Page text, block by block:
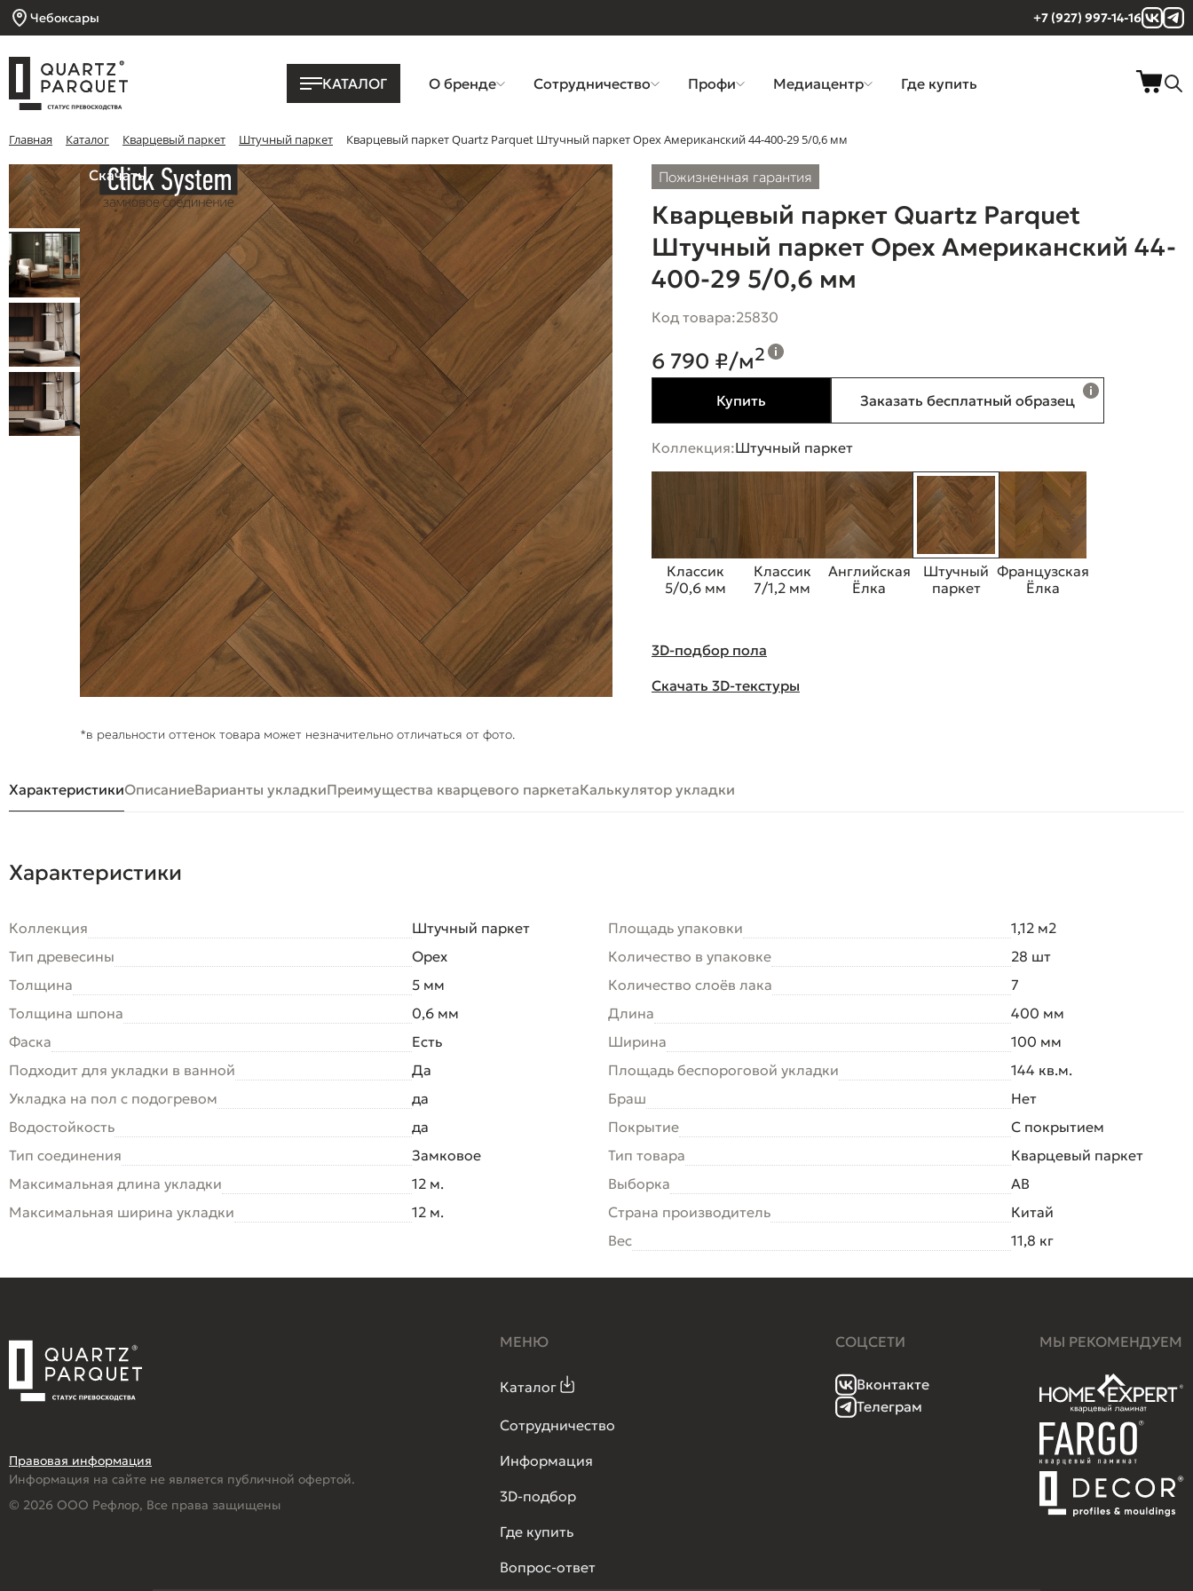
Чебоксары +7 (927) 997-14-16
КАТАЛОГ О бренде Сотрудничество Профи Медиацентр Где купить
Главная Каталог Кварцевый паркет Штучный паркет Кварцевый паркет Quartz Parquet Штучный паркет Орех Американский 44-400-29 5/0,6 мм
Скачать
*в реальности оттенок товара может незначительно отличаться от фото.
Пожизненная гарантия
Кварцевый паркет Quartz Parquet
Штучный паркет Орех Американский 44-
400-29 5/0,6 мм
Код товара:25830
6 790 ₽/м2
Купить Заказать бесплатный образец
Коллекция:Штучный паркет
Классик
5/0,6 мм
Классик
7/1,2 мм
Английская
Ёлка
Штучный
паркет
Французская
Ёлка
3D-подбор пола
Скачать 3D-текстуры
ХарактеристикиОписаниеВарианты укладкиПреимущества кварцевого паркетаКалькулятор укладки
Характеристики
Коллекция
Штучный паркет
Тип древесины
Орех
Толщина
5 мм
Толщина шпона
0,6 мм
Фаска
Есть
Подходит для укладки в ванной
Да
Укладка на пол c подогревом
да
Водостойкость
да
Тип соединения
Замковое
Максимальная длина укладки
12 м.
Максимальная ширина укладки
12 м.
Площадь упаковки
1,12 м2
Количество в упаковке
28 шт
Количество слоёв лака
7
Длина
400 мм
Ширина
100 мм
Площадь беспороговой укладки
144 кв.м.
Браш
Нет
Покрытие
С покрытием
Тип товара
Кварцевый паркет
Выборка
AB
Страна производитель
Китай
Вес
11,8 кг
Правовая информация
Информация на сайте не является публичной офертой.
© 2026 ООО Рефлор, Все права защищены
МЕНЮ
Каталог
Сотрудничество
Информация
3D-подбор
Где купить
Вопрос-ответ
СОЦСЕТИ
Вконтакте
Телеграм
МЫ РЕКОМЕНДУЕМ